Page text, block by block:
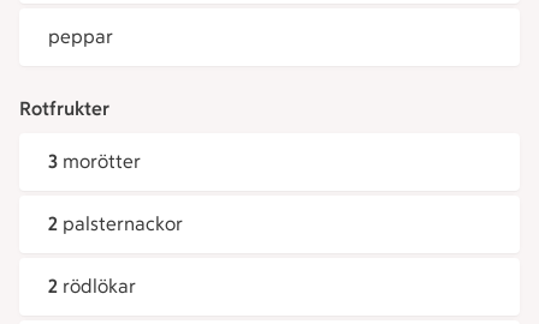
peppar
Rotfrukter
3 morötter
2 palsternackor
2 rödlökar